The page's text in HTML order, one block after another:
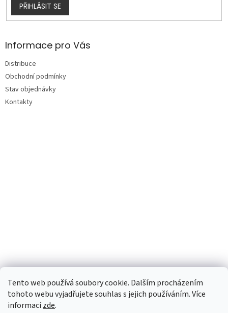
Tento web používá soubory cookie. Dalším procházením
tohoto webu vyjadřujete souhlas s jejich používáním. Více
informacízde.
PŘIHLÁSIT SE
Informace pro Vás
Distribuce
Obchodní podmínky
Stav objednávky
Kontakty